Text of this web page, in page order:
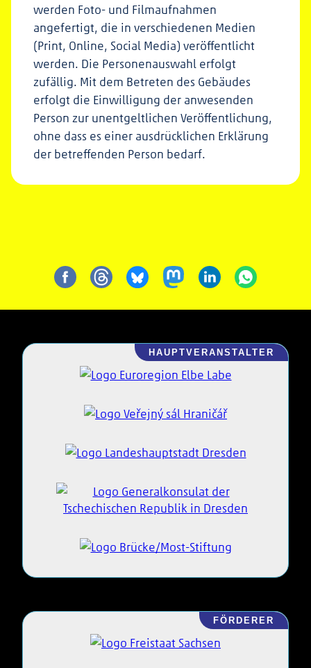
werden Foto- und Filmaufnahmen
angefertigt, die in verschiedenen Medien
(Print, Online, Social Media) veröffentlicht
werden. Die Personenauswahl erfolgt
zufällig. Mit dem Betreten des Gebäudes
erfolgt die Einwilligung der anwesenden
Person zur unentgeltlichen Veröffentlichung,
ohne dass es einer ausdrücklichen Erklärung
der betreffenden Person bedarf.